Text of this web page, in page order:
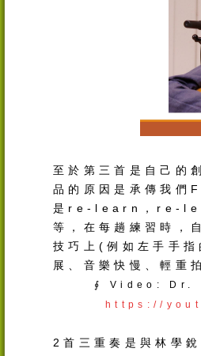
至於第三首是自己的
品的原因是承傳我們
是 re-learn ， re-
等，在每趟練習時，
技巧上 (例如左手手
展、音樂快慢、輕重
∮ Video: Dr.
https://
2首三重奏是與林學銳